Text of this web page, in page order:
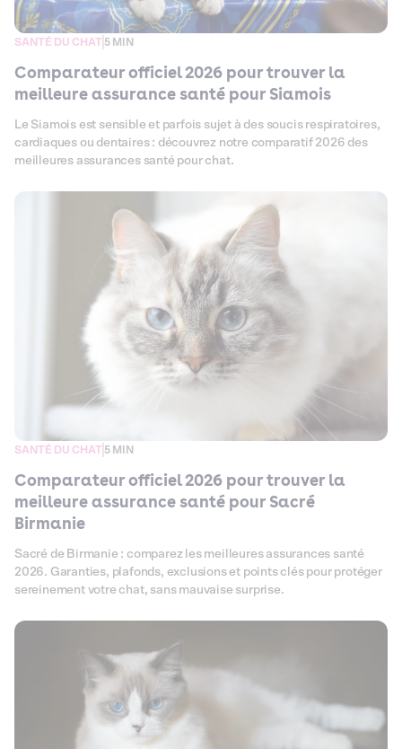
SANTÉ DU CHAT 5 MIN
Comparateur officiel 2026 pour trouver la
meilleure assurance santé pour Siamois
Le Siamois est sensible et parfois sujet à des soucis respiratoires,
cardiaques ou dentaires : découvrez notre comparatif 2026 des
meilleures assurances santé pour chat.
SANTÉ DU CHAT 5 MIN
Comparateur officiel 2026 pour trouver la
meilleure assurance santé pour Sacré
Birmanie
Sacré de Birmanie : comparez les meilleures assurances santé
2026. Garanties, plafonds, exclusions et points clés pour protéger
sereinement votre chat, sans mauvaise surprise.